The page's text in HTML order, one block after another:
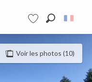
Voir les favoris
Voir les photos (10)